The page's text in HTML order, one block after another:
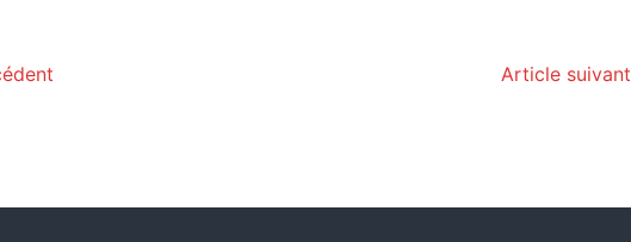
Article suivant